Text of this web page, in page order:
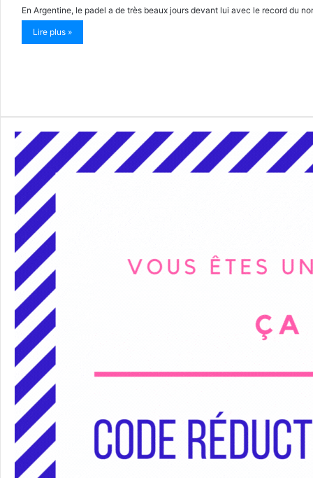
En Argentine, le padel a de très beaux jours devant lui avec le record du
Lire plus »